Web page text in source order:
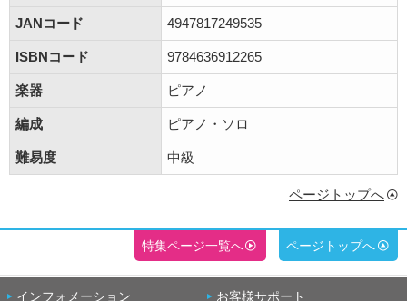
JANコード 4947817249535
ISBNコード 9784636912265
楽器 ピアノ
編成 ピアノ・ソロ
難易度 中級
ページトップへ
特集ページ一覧へ ページトップへ
インフォメーション お客様サポート